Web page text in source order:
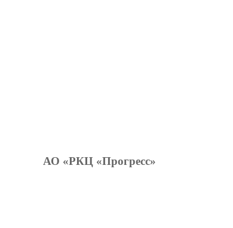
АО «РКЦ «Прогресс»